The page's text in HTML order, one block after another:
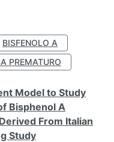
BISFENOLO A
PREMATURO
Model to Study
Bisphenol A
From Italian
Study